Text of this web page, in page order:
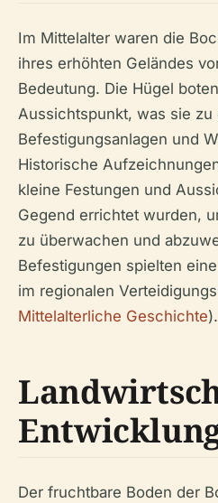
Im Mittelalter waren die
ihres erhöhten Geländes
Bedeutung. Die Hügel
Aussichtspunkt, was sie
Befestigungsanlagen und
Historische
kleine Festungen und
Gegend errichtet wurden,
zu überwachen und
Befestigungen spielten
im regionalen
Mittelalterliche Geschichte).
Der fruchtbare Boden der